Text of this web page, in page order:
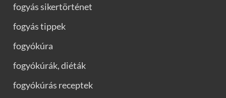
fogyás sikertörténet
fogyás tippek
fogyókúra
fogyókúrák, diéták
fogyókúrás receptek